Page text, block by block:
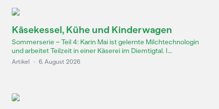
Käsekessel, Kühe und Kinderwagen
Sommerserie – Teil 4: Karin Mai ist gelernte Milchtechnologin
und arbeitet Teilzeit in einer Käserei im Diemtigtal. I...
Artikel · 6. August 2026